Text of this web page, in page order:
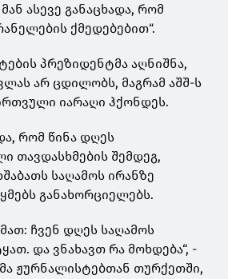
ასევე განაცხადა, რომ
ქმედებებით“.
პრეზიდენტმა აღნიშნა,
არ ცდილობს, მაგრამ აშშ-ს
იარაღი ჰქონდეს.
რომ წინა დღეს
თავდასხმების შემდეგ,
საღამოს ირანზე
განახორციელებს.
ჩვენ დღეს საღამოს
და ვნახავთ რა მოხდება“, -
ჟურნალისტებთან თურქეთში,